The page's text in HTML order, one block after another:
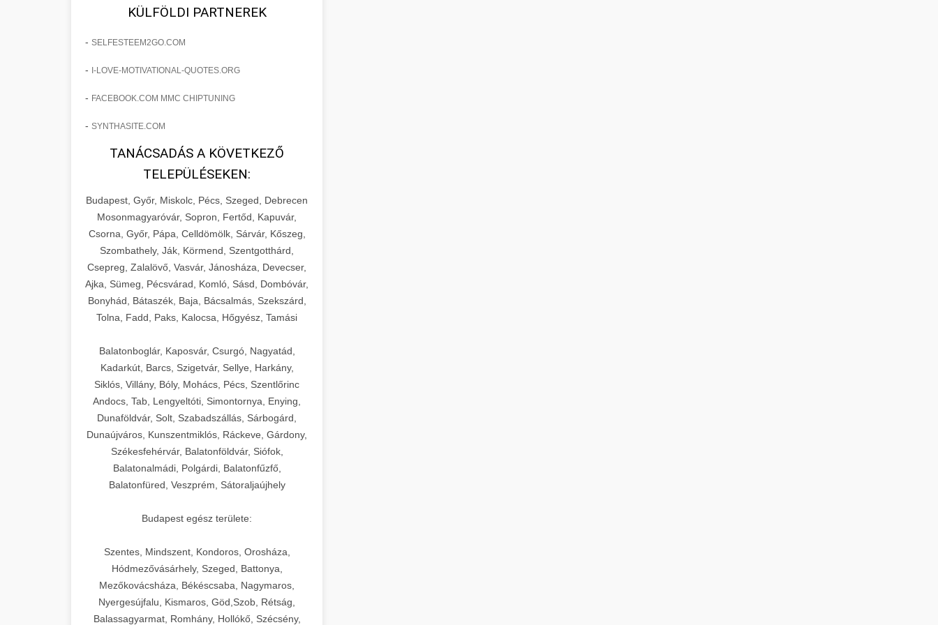
sebészeti praxisban.
páciensszám növekedés
os Növekedést
Lépésről lépésre marketing tervrajz,
eredményezett. Ismerje meg a
szonyegtisztito.net
marketing stratégiai tervrajz
os Növekedésének
Története
Teljes dokumentáció egy klinika
átalakulási útjáról, bemutatva az utat a
küzdő praxistól a virágzó vállalkozásig
150%-os növekedéssel.
szonyegtakaritas.org
klinika átalakulási történet
🎪 18. Szemhéjplasztika
Iránti Érdeklődés 150%-
Technikák és módszerek a páciensek
érdeklődésének és elkötelezettségének
drámai növeléséhez. Egy 150%-os
fellendülési esettanulmány gyakorlati
betekintésekkel.
weboldal-keszites.co
elkötelezettség erősítési módszerek
🎮 19. AI Google Ads és
Meta Kampány Kezelés +
Fejlett AI-alapú Google Ads és Meta
hirdetési kampánykezelés.
Optimalizálja hirdetési költségvetését
aikampany.hu
AI hirdetési automatizálás
🍞 20. Ipari Dagasztógép +
Professzionális ipari dagasztógépek és
tésztakeverő gépek pékségek és
kereskedelmi konyhák számára.
Masszív konstrukció megbízható
teljesítményhez.
chef-iparikonyhagepek.hu
kereskedelmi tésztakeverő
🔪 21. Ipari Szeletelőgép+
Ipari hús- és sajtszeletelő gépek
professzionális élelmiszer-
előkészítéshez. Precíziós vágás
állítható vastagság beállítással.
chef-iparikonyhagepek.hu
professzionális élelmiszer szeletelő
📦 22. Vákuumozó Gép +
Kereskedelmi vákuumcsomagoló
berendezések élelmiszerek
szavatossági időt és tartsa meg a
chef-iparikonyhagepek.hu
vákuum lezáró berendezés
🎁 23. Vákuumfóliázó
+
professzionális élelmiszer-csomagolási
műveletekhez. Hatékony lezárási és
tartósítási megoldások.
chef-iparikonyhagepek.hu
🔥 24. Ipari Sütő és
Gőzpároló
+
Kereskedelmi légkeveréses sütők és
KÜLFÖLDI PARTNEREK
- SELFESTEEM2GO.COM
- I-LOVE-MOTIVATIONAL-QUOTES.ORG
- FACEBOOK.COM MMC CHIPTUNING
- SYNTHASITE.COM
TANÁCSADÁS A KÖVETKEZŐ
TELEPÜLÉSEKEN:
Budapest, Győr, Miskolc, Pécs, Szeged, Debrecen
Mosonmagyaróvár, Sopron, Fertőd, Kapuvár,
Csorna, Győr, Pápa, Celldömölk, Sárvár, Kőszeg,
Szombathely, Ják, Körmend, Szentgotthárd,
Csepreg, Zalalövő, Vasvár, Jánosháza, Devecser,
Ajka, Sümeg, Pécsvárad, Komló, Sásd, Dombóvár,
Bonyhád, Bátaszék, Baja, Bácsalmás, Szekszárd,
Tolna, Fadd, Paks, Kalocsa, Hőgyész, Tamási
Balatonboglár, Kaposvár, Csurgó, Nagyatád,
Kadarkút, Barcs, Szigetvár, Sellye, Harkány,
Siklós, Villány, Bóly, Mohács, Pécs, Szentlőrinc
Andocs, Tab, Lengyeltóti, Simontornya, Enying,
Dunaföldvár, Solt, Szabadszállás, Sárbogárd,
Dunaújváros, Kunszentmiklós, Ráckeve, Gárdony,
Székesfehérvár, Balatonföldvár, Siófok,
Balatonalmádi, Polgárdi, Balatonfűzfő,
Balatonfüred, Veszprém, Sátoraljaújhely
Budapest egész területe:
Szentes, Mindszent, Kondoros, Orosháza,
Hódmezővásárhely, Szeged, Battonya,
Mezőkovácsháza, Békéscsaba, Nagymaros,
Nyergesújfalu, Kismaros, Göd,Szob, Rétság,
Balassagyarmat, Romhány, Hollókő, Szécsény,